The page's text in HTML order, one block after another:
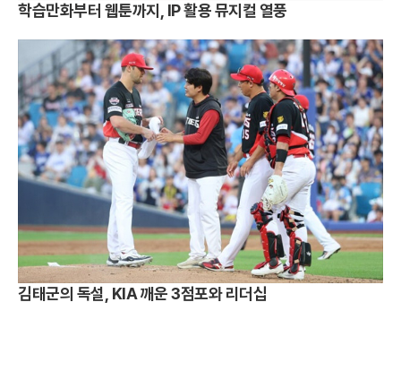
학습만화부터 웹툰까지, IP 활용 뮤지컬 열풍
김태군의 독설, KIA 깨운 3점포와 리더십